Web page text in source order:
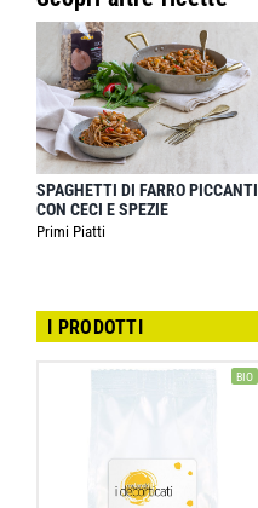
SPAGHETTI DI FARRO PICCANTI
CON CECI E SPEZIE
Primi Piatti
I PRODOTTI
BIO